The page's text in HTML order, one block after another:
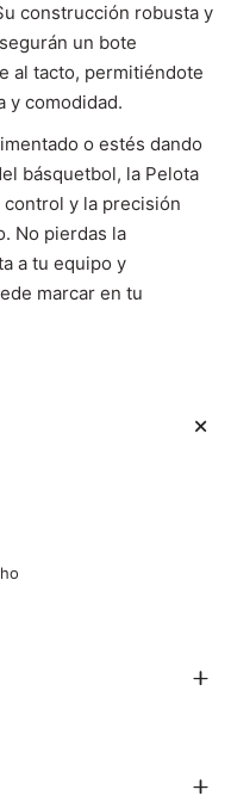
construcción robusta y
un bote
al tacto, permitiéndote
y comodidad.
o estés dando
básquetbol, la Pelota
y la precisión
No pierdas la
a tu equipo y
marcar en tu